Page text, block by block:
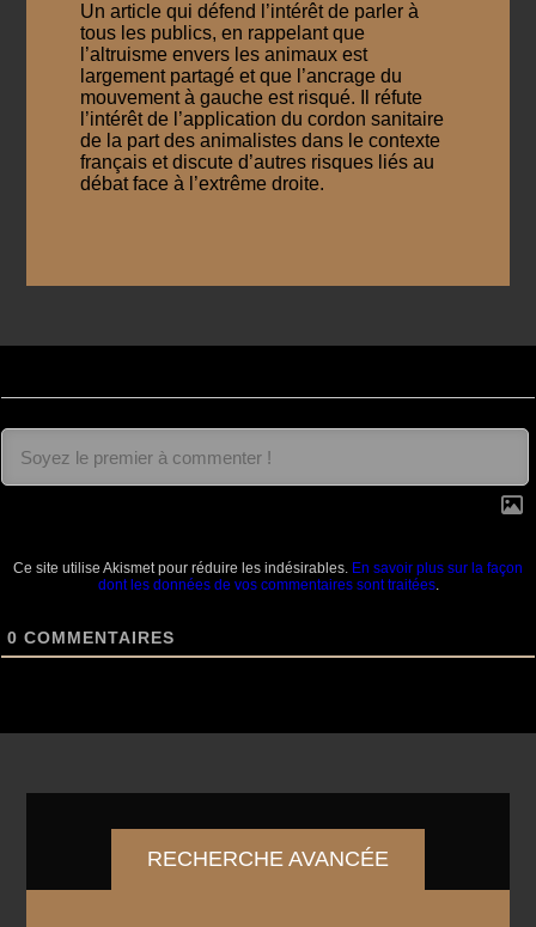
Un article qui défend l’intérêt de parler à
tous les publics, en rappelant que
l’altruisme envers les animaux est
largement partagé et que l’ancrage du
mouvement à gauche est risqué. Il réfute
l’intérêt de l’application du cordon sanitaire
de la part des animalistes dans le contexte
français et discute d’autres risques liés au
débat face à l’extrême droite.
Ce site utilise Akismet pour réduire les indésirables. En savoir plus sur la façon
dont les données de vos commentaires sont traitées.
0 COMMENTAIRES
RECHERCHE AVANCÉE